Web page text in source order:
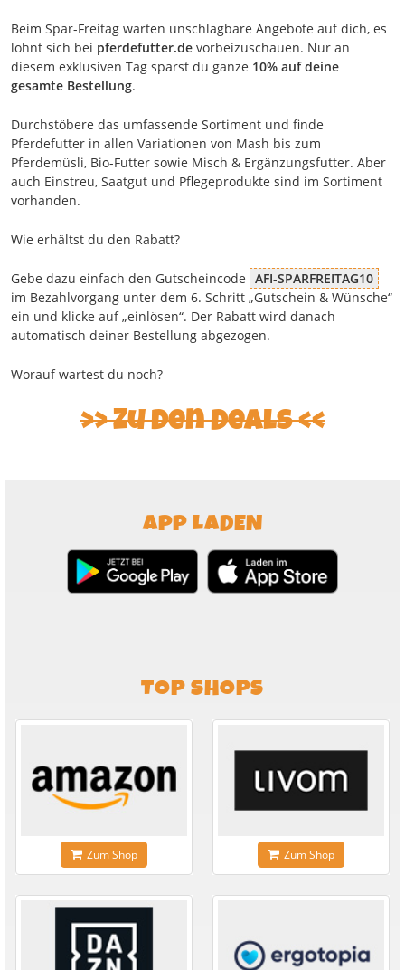
Beim Spar-Freitag warten unschlagbare Angebote auf dich, es
lohnt sich bei pferdefutter.de vorbeizuschauen. Nur an
diesem exklusiven Tag sparst du ganze 10% auf deine
gesamte Bestellung.
Durchstöbere das umfassende Sortiment und finde
Pferdefutter in allen Variationen von Mash bis zum
Pferdemüsli, Bio-Futter sowie Misch & Ergänzungsfutter. Aber
auch Einstreu, Saatgut und Pflegeprodukte sind im Sortiment
vorhanden.
Wie erhältst du den Rabatt?
Gebe dazu einfach den Gutscheincode AFI-SPARFREITAG10
im Bezahlvorgang unter dem 6. Schritt „Gutschein & Wünsche“
ein und klicke auf „einlösen“. Der Rabatt wird danach
automatisch deiner Bestellung abgezogen.
Worauf wartest du noch?
Zu den Deals
APP LADEN
TOP SHOPS
Zum Shop Zum Shop